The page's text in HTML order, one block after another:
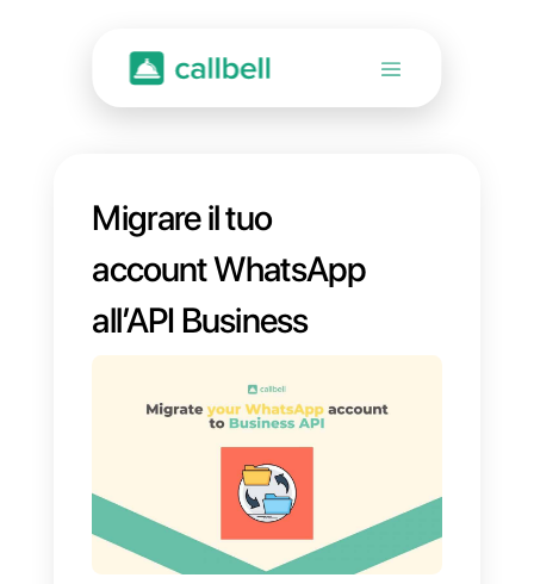
Migrare il tuo
account WhatsApp
all’API Business